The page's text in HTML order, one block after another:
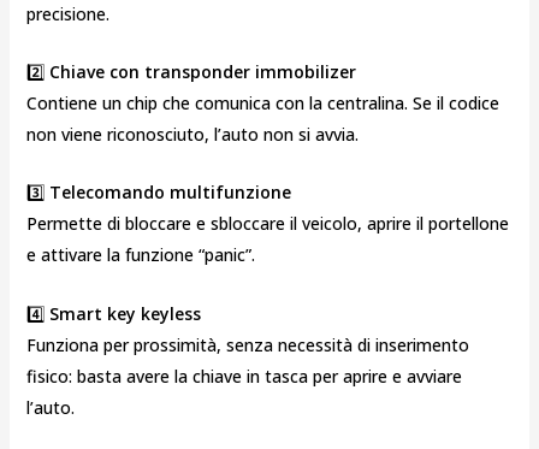
precisione.
2️⃣ Chiave con transponder immobilizer
Contiene un chip che comunica con la centralina. Se il codice
non viene riconosciuto, l’auto non si avvia.
3️⃣ Telecomando multifunzione
Permette di bloccare e sbloccare il veicolo, aprire il portellone
e attivare la funzione “panic”.
4️⃣ Smart key keyless
Funziona per prossimità, senza necessità di inserimento
fisico: basta avere la chiave in tasca per aprire e avviare
l’auto.